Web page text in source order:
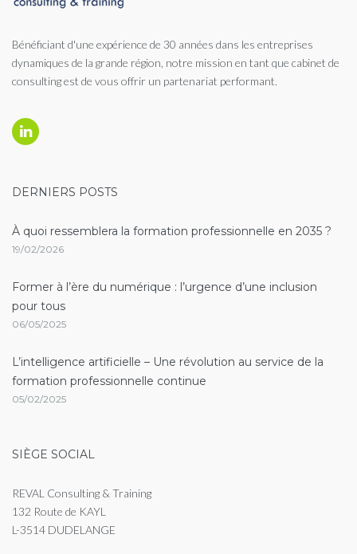
Bénéficiant d'une expérience de 30 années dans les entreprises
dynamiques de la grande région, notre mission en tant que cabinet de
consulting est de vous offrir un partenariat performant.
DERNIERS POSTS
À quoi ressemblera la formation professionnelle en 2035 ?
19/02/2026
Former à l’ère du numérique : l’urgence d’une inclusion
pour tous
06/05/2025
L’intelligence artificielle – Une révolution au service de la
formation professionnelle continue
05/02/2025
SIÈGE SOCIAL
REVAL Consulting & Training
132 Route de KAYL
L-3514 DUDELANGE